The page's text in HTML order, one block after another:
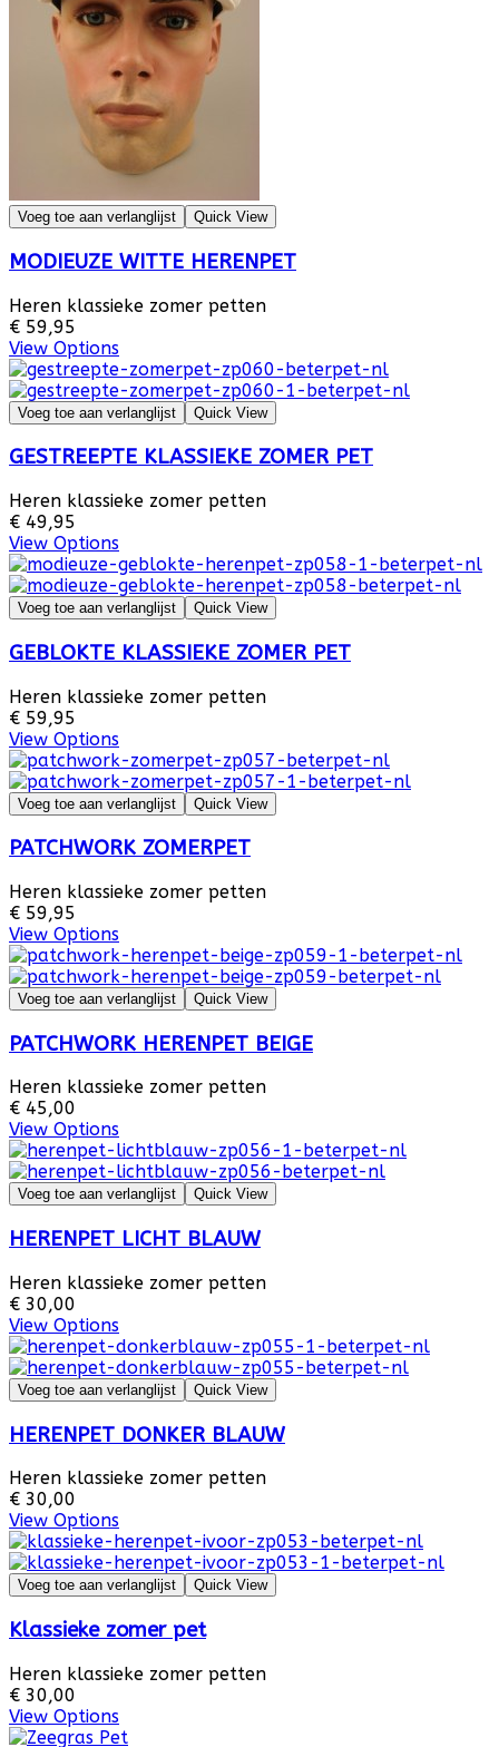
Voeg toe aan verlanglijst Quick View
MODIEUZE WITTE HERENPET
Heren klassieke zomer petten
€ 59,95
View Options
Voeg toe aan verlanglijst Quick View
GESTREEPTE KLASSIEKE ZOMER PET
Heren klassieke zomer petten
€ 49,95
View Options
Voeg toe aan verlanglijst Quick View
GEBLOKTE KLASSIEKE ZOMER PET
Heren klassieke zomer petten
€ 59,95
View Options
Voeg toe aan verlanglijst Quick View
PATCHWORK ZOMERPET
Heren klassieke zomer petten
€ 59,95
View Options
Voeg toe aan verlanglijst Quick View
PATCHWORK HERENPET BEIGE
Heren klassieke zomer petten
€ 45,00
View Options
Voeg toe aan verlanglijst Quick View
HERENPET LICHT BLAUW
Heren klassieke zomer petten
€ 30,00
View Options
Voeg toe aan verlanglijst Quick View
HERENPET DONKER BLAUW
Heren klassieke zomer petten
€ 30,00
View Options
Voeg toe aan verlanglijst Quick View
Klassieke zomer pet
Heren klassieke zomer petten
€ 30,00
View Options